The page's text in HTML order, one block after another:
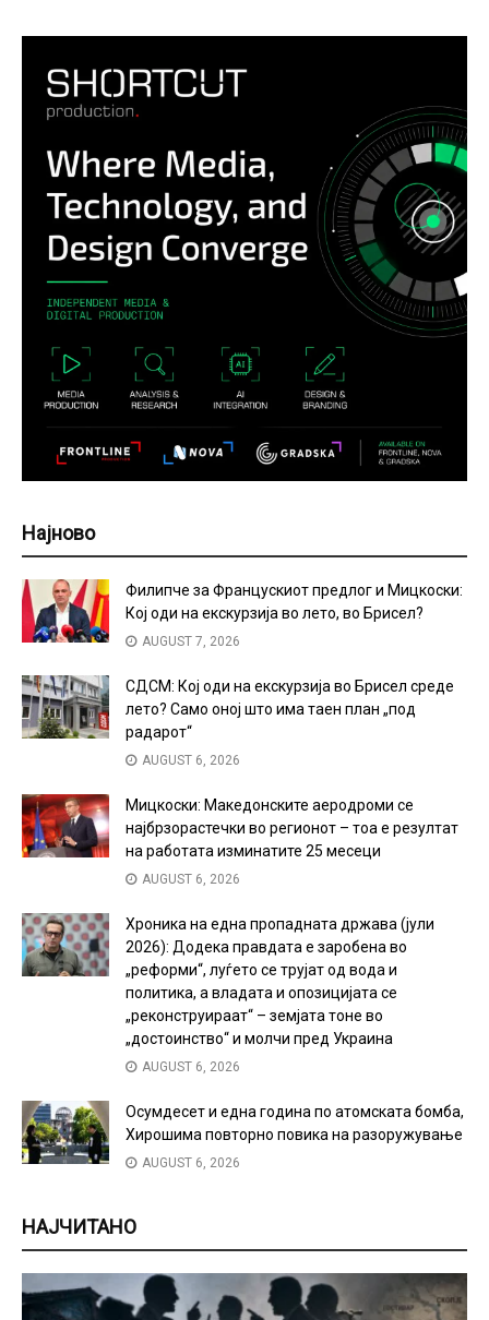
Најново
Филипче за Францускиот предлог и Мицкоски:
Кој оди на екскурзија во лето, во Брисел?
AUGUST 7, 2026
СДСМ: Кој оди на екскурзија во Брисел среде
лето? Само оној што има таен план „под
радарот“
AUGUST 6, 2026
Мицкоски: Македонските аеродроми се
најбрзорастечки во регионот – тоа е резултат
на работата изминатите 25 месеци
AUGUST 6, 2026
Хроника на една пропадната држава (јули
2026): Додека правдата е заробена во
„реформи“, луѓето се трујат од вода и
политика, а владата и опозицијата се
„реконструираат“ – земјата тоне во
„достоинство“ и молчи пред Украина
AUGUST 6, 2026
Осумдесет и една година по атомската бомба,
Хирошима повторно повика на разоружување
AUGUST 6, 2026
НАЈЧИТАНО